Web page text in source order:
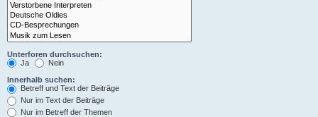
Unterforen durchsuchen:
Ja
Nein
Innerhalb suchen:
Betreff und Text der Beiträge
Nur im Text der Beiträge
Nur im Betreff der Themen